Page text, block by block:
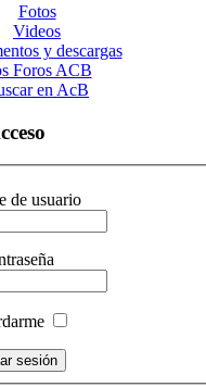
Fotos
Videos
y descargas
Foros ACB
en AcB
de usuario